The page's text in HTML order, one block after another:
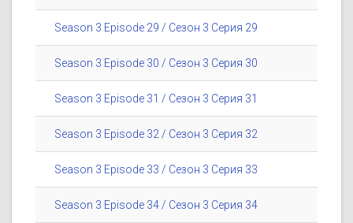
Season 3 Episode 29 / Сезон 3 Серия 29
Season 3 Episode 30 / Сезон 3 Серия 30
Season 3 Episode 31 / Сезон 3 Серия 31
Season 3 Episode 32 / Сезон 3 Серия 32
Season 3 Episode 33 / Сезон 3 Серия 33
Season 3 Episode 34 / Сезон 3 Серия 34